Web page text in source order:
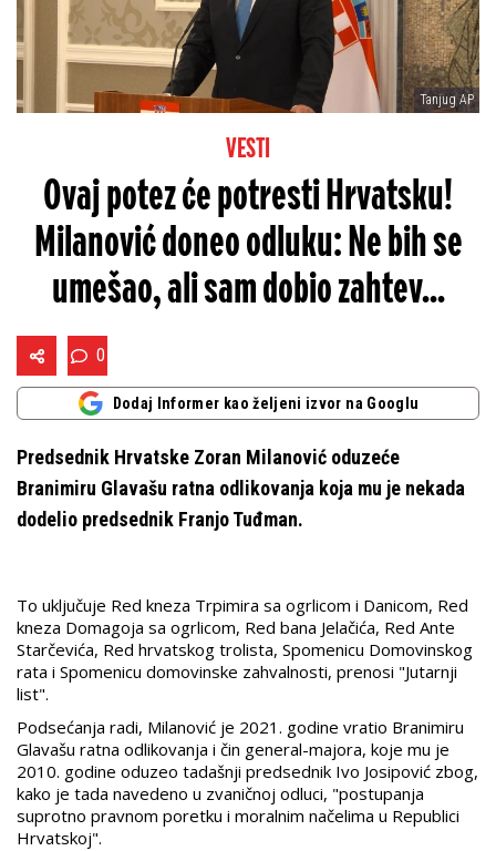
Tanjug AP
VESTI
Ovaj potez će potresti Hrvatsku!
Milanović doneo odluku: Ne bih se
umešao, ali sam dobio zahtev...
0
Dodaj Informer kao željeni izvor na Googlu
Predsednik Hrvatske Zoran Milanović oduzeće
Branimiru Glavašu ratna odlikovanja koja mu je nekada
dodelio predsednik Franjo Tuđman.
To uključuje Red kneza Trpimira sa ogrlicom i Danicom, Red
kneza Domagoja sa ogrlicom, Red bana Jelačića, Red Ante
Starčevića, Red hrvatskog trolista, Spomenicu Domovinskog
rata i Spomenicu domovinske zahvalnosti, prenosi "Jutarnji
list".
Podsećanja radi, Milanović je 2021. godine vratio Branimiru
Glavašu ratna odlikovanja i čin general-majora, koje mu je
2010. godine oduzeo tadašnji predsednik Ivo Josipović zbog,
kako je tada navedeno u zvaničnoj odluci, "postupanja
suprotno pravnom poretku i moralnim načelima u Republici
Hrvatskoj".